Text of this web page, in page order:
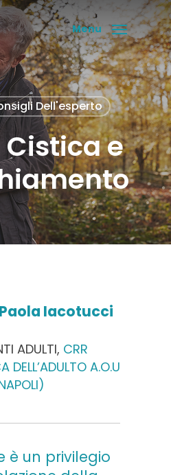
Menu
Dell'esperto
e
Iacotucci
ADULTI, CRR
DELL’ADULTO A.O.U
è un privilegio